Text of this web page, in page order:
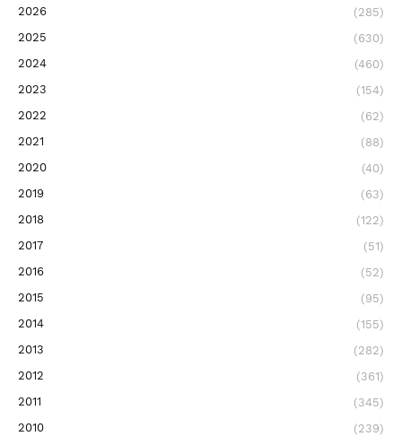
2026
(285)
2025
(630)
2024
(460)
2023
(154)
2022
(62)
2021
(88)
2020
(40)
2019
(63)
2018
(122)
2017
(51)
2016
(52)
2015
(95)
2014
(155)
2013
(282)
2012
(361)
2011
(345)
2010
(239)